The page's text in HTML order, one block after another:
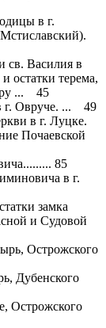
в г.
св. Василия в
остатки терема,
... 45
г. Овруче. ... 49
в г. Луцке.
Почаевской
85
в г.
замка
и Судовой
Острожского
Дубенского
Острожского